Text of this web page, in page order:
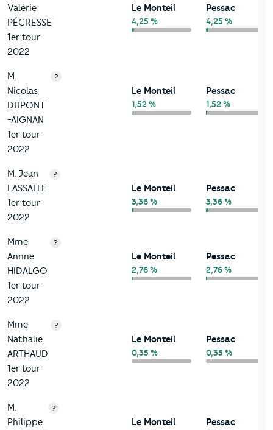
Valérie
PÉCRESSE
1er tour
2022
Le Monteil
4,25 %
Pessac
4,25 %
M.
Nicolas
DUPONT
-AIGNAN
1er tour
2022
?
Le Monteil
1,52 %
Pessac
1,52 %
M. Jean
LASSALLE
1er tour
2022
?
Le Monteil
3,36 %
Pessac
3,36 %
Mme
Annne
HIDALGO
1er tour
2022
?
Le Monteil
2,76 %
Pessac
2,76 %
Mme
Nathalie
ARTHAUD
1er tour
2022
?
Le Monteil
0,35 %
Pessac
0,35 %
M.
Philippe
?
Le Monteil Pessac